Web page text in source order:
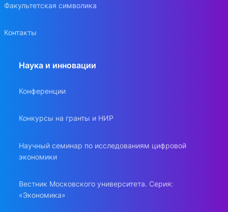
Факультетская символика
Контакты
Наука и инновации
Конференции
Конкурсы на гранты и НИР
Научный семинар по исследованиям цифровой
экономики
Вестник Московского университета. Серия:
«Экономика»